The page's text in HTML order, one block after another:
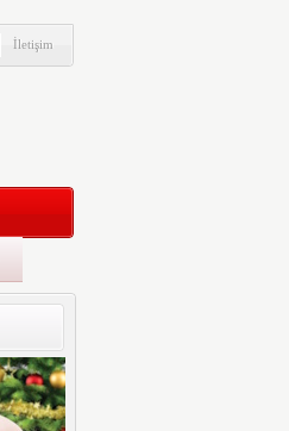
İletişim